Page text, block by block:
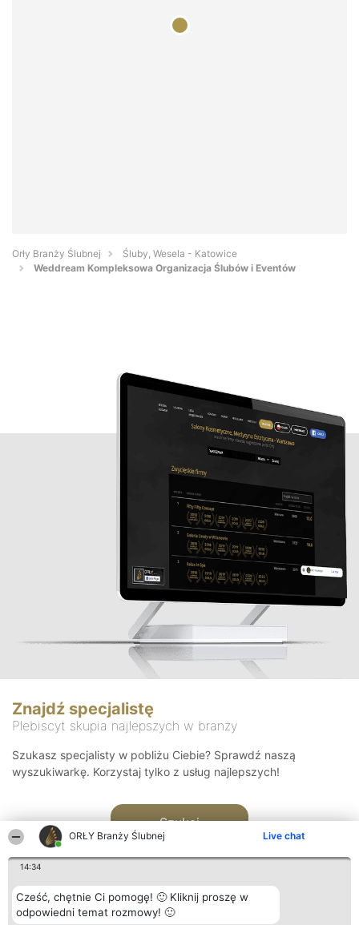
ORŁY Branży Ślubnej Live chat
14:34
Cześć, chętnie Ci pomogę! 🙂 Kliknij proszę w
odpowiedni temat rozmowy! 🙂
Orły Branży Ślubnej
Śluby, Wesela - Katowice
Weddream Kompleksowa Organizacja Ślubów i Eventów
Znajdź specjalistę
Plebiscyt skupia najlepszych w branży
Szukasz specjalisty w pobliżu Ciebie? Sprawdź naszą
wyszukiwarkę. Korzystaj tylko z usług najlepszych!
Szukaj